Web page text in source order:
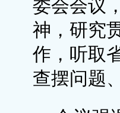
委会会议
神，研究
作，听取
查摆问题